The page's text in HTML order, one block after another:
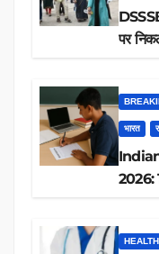
पर
भारत
2026:
HEALTH